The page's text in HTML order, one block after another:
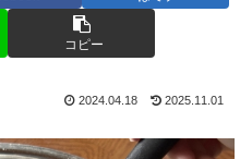
コピー
2024.04.18 2025.11.01